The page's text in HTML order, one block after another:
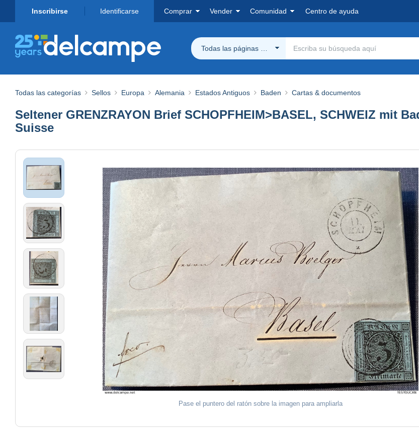
Inscribirse Identificarse Comprar Vender Comunidad Centro de ayuda
Todas las páginas Delcampe
Todas las categorías Sellos Europa Alemania Estados Antiguos Baden Cartas & documentos
Seltener GRENZRAYON Brief SCHOPFHEIM>BASEL, SCHWEIZ mit
Suisse
Pase el puntero del ratón sobre la imagen para ampliarla